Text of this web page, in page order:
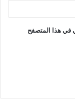
في هذا المتصفح